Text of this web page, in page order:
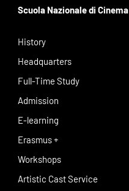
Scuola Nazionale di Cinema
History
Headquarters
Full-Time Study
Admission
E-learning
Erasmus +
Workshops
Artistic Cast Service